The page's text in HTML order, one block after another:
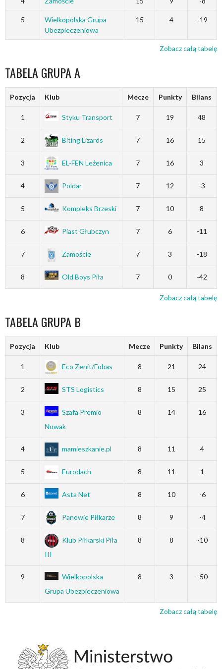
5
Wielkopolska Grupa
Ubezpieczeniowa
15 4 -19
Zobacz całą tabelę
TABELA GRUPA A
Pozycja Klub Mecze Punkty Bilans
1 Styku Transport 7 19 48
2 Biting Lizards 7 16 15
3 EL-FEN Leżenica 7 16 3
4 Poldar 7 12 -3
5 Kompleks Brzeski 7 10 8
6 Piast Głubczyn 7 6 -11
7 Zamoście 7 3 -18
8 Old Boys Piła 7 0 -42
Zobacz całą tabelę
TABELA GRUPA B
Pozycja Klub Mecze Punkty Bilans
1 Eco Zenit/Fobas 8 21 24
2 STS Logistics 8 15 25
3
Szafa Premio
Nowak
8 14 16
4 mamieszkanie.pl 8 11 4
5 Eurodach 8 11 1
6 Asta Net 8 10 -6
7 Panowie Piłkarze 8 9 -4
8
Klub Piłkarski Piła
III
8 8 -10
9
Wielkopolska
Grupa Ubezpieczeniowa
8 3 -50
Zobacz całą tabelę